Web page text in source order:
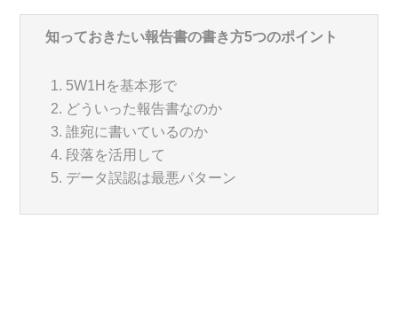
知っておきたい報告書の書き方5つのポイント
5W1Hを基本形で
どういった報告書なのか
誰宛に書いているのか
段落を活用して
データ誤認は最悪パターン